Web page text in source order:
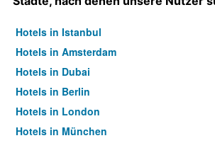
Hotels in Istanbul
Hotels in Amsterdam
Hotels in Dubai
Hotels in Berlin
Hotels in London
Hotels in München